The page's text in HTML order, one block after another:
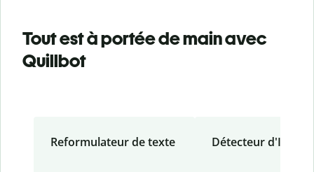
Tout est à portée de main avec
Quillbot
Reformulateur de texte Détecteur d'IA